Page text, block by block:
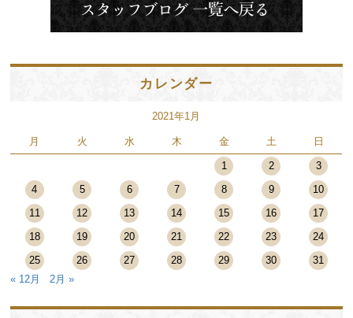
カレンダー
2021年1月
月 火 水 木 金 土 日
1 2
3
4
5 6 7 8 9
10
11
12 13 14 15 16
17
18
19 20 21 22 23
24
25
26 27 28 29 30
31
« 12月
2月 »